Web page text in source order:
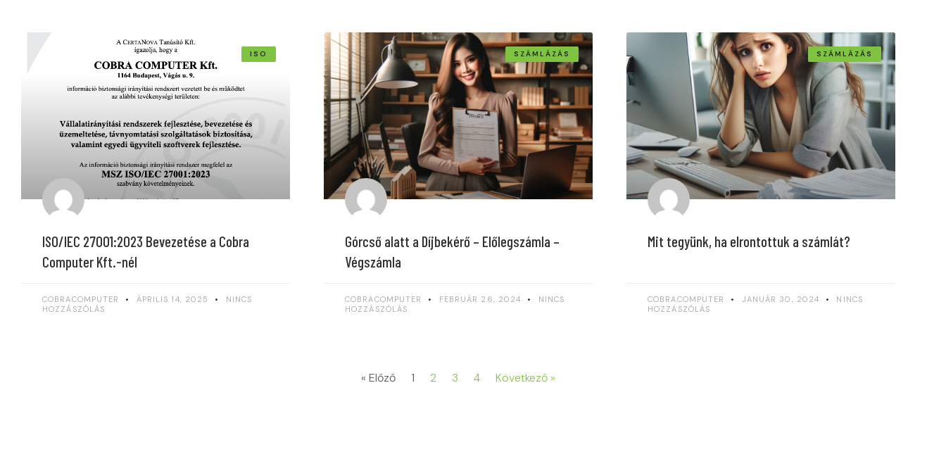
ISO
ISO/IEC 27001:2023 Bevezetése a Cobra
Computer Kft.-nél
COBRACOMPUTER ÁPRILIS 14, 2025
NINCS
HOZZÁSZÓLÁS
SZÁMLÁZÁS
Górcső alatt a Díjbekérő – Előlegszámla –
Végszámla
COBRACOMPUTER FEBRUÁR 26, 2024
NINCS
HOZZÁSZÓLÁS
SZÁMLÁZÁS
Mit tegyünk, ha elrontottuk a számlát?
COBRACOMPUTER JANUÁR 30, 2024
NINCS
HOZZÁSZÓLÁS
« Előző 1 2 3 4 Következő »